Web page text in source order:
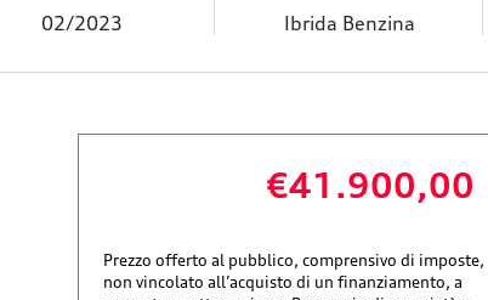
02/2023
Ibrida Benzina
€41.900,00
Prezzo offerto al pubblico, comprensivo di imposte,
non vincolato all’acquisto di un finanziamento, a